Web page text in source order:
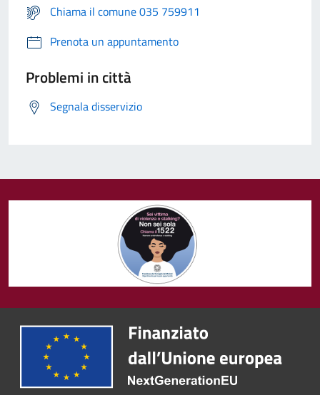
Chiama il comune 035 759911
Prenota un appuntamento
Problemi in città
Segnala disservizio